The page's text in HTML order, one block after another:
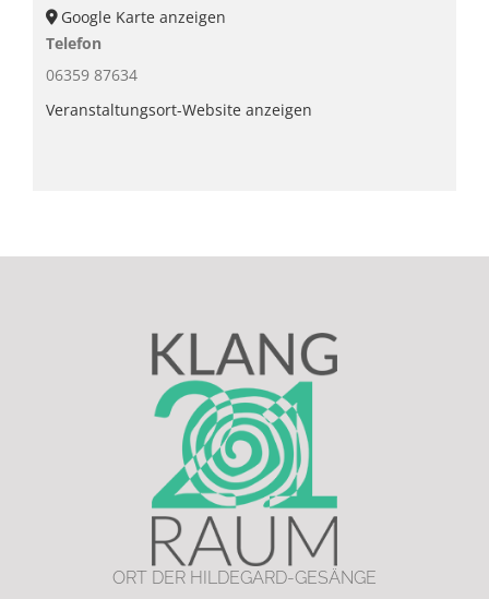
Google Karte anzeigen
Telefon
06359 87634
Veranstaltungsort-Website anzeigen
ORT DER HILDEGARD-GESÄNGE